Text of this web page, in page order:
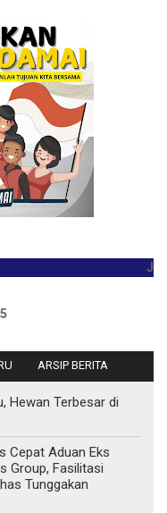
JADILAH
ARSIP BERITA
Hewan Terbesar di
Cepat Aduan Eks
Group, Fasilitasi
Tunggakan